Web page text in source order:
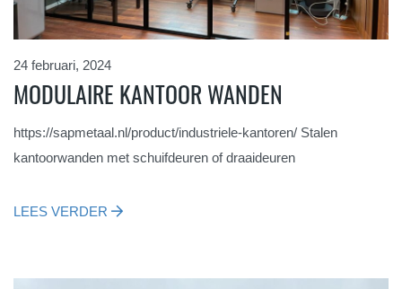
24 februari, 2024
MODULAIRE KANTOOR WANDEN
https://sapmetaal.nl/product/industriele-kantoren/ Stalen
kantoorwanden met schuifdeuren of draaideuren
LEES VERDER